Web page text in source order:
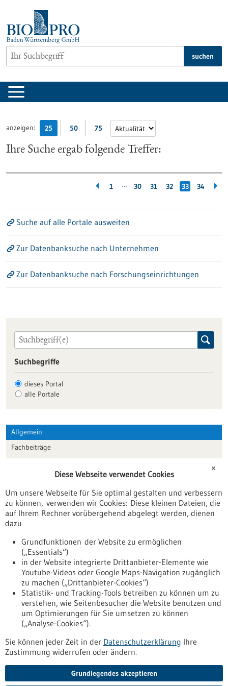
springen
suchen
anzeigen: 25 50 75
Ihre Suche ergab folgende Treffer:
1 … 30 31 32 33 34
Suche auf alle Portale ausweiten
Zur Datenbanksuche nach Unternehmen
Zur Datenbanksuche nach Forschungseinrichtungen
Suchbegriffe
dieses Portal
alle Portale
Allgemein
Fachbeiträge
Veranstaltungen
Erscheinungsdatum
Nach oben
Informiert bleiben
Newsletter abonnieren
✕
Diese Webseite verwendet Cookies
Um unsere Webseite für Sie optimal gestalten und verbessern
zu können, verwenden wir Cookies: Diese kleinen Dateien, die
auf Ihrem Rechner vorübergehend abgelegt werden, dienen
dazu
Grundfunktionen der Website zu ermöglichen
(„Essentials“)
in der Website integrierte Drittanbieter-Elemente wie
Youtube-Videos oder Google Maps-Navigation zugänglich
zu machen („Drittanbieter-Cookies“)
Statistik- und Tracking-Tools betreiben zu können um zu
verstehen, wie Seitenbesucher die Website benutzen und
um Optimierungen für Sie umsetzen zu können
(„Analyse-Cookies“).
Sie können jeder Zeit in der Datenschutzerklärung Ihre
Zustimmung widerrufen oder ändern.
Grundlegendes akzeptieren